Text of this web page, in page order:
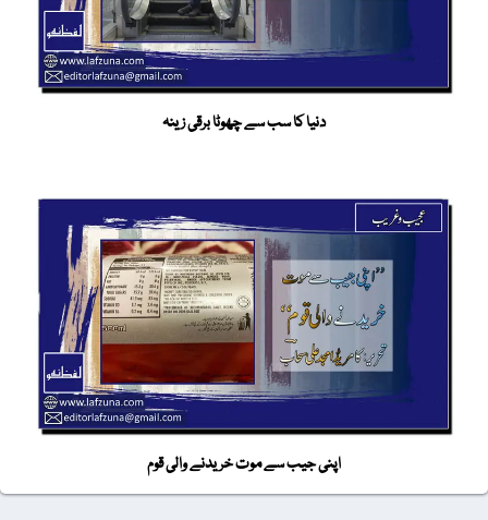
دنیا کا سب سے چھوٹا برقی زینہ
اپنی جیب سے موت خریدنے والی قوم